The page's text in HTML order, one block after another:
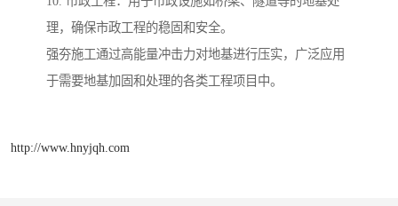
理，确保市政工程的稳固和安全。
强夯施工通过高能量冲击力对地基进行压实，广泛应用
于需要地基加固和处理的各类工程项目中。
http://www.hnyjqh.com